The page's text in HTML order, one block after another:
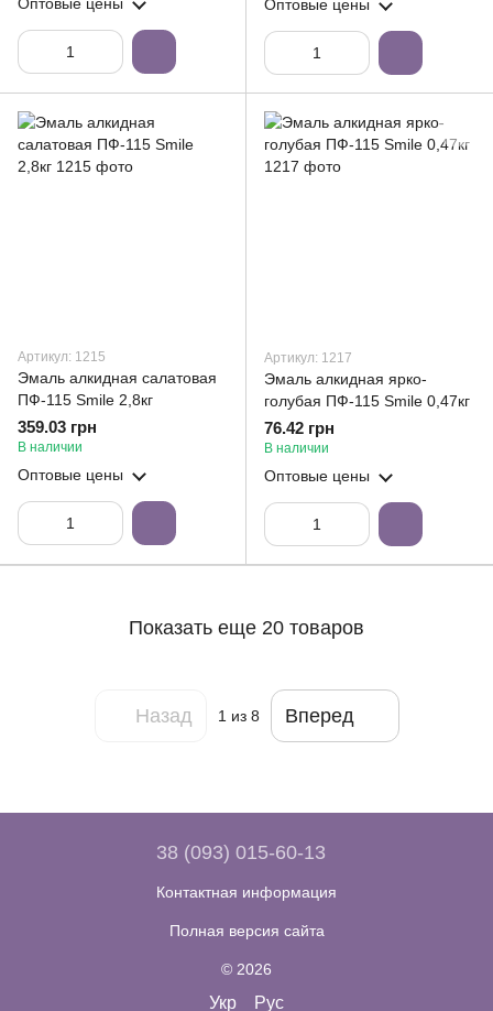
Оптовые цены
Артикул: 1215
Эмаль алкидная салатовая
ПФ-115 Smile 2,8кг
359.03 грн
В наличии
Оптовые цены
Артикул: 1217
Эмаль алкидная ярко-
голубая ПФ-115 Smile 0,47кг
76.42 грн
В наличии
Оптовые цены
Показать еще 20 товаров
Назад 1 из 8 Вперед
38 (093) 015-60-13
Контактная информация
Полная версия сайта
© 2026
Укр Рус